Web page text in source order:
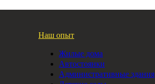
Наш опыт
Жилые дома
Автостоянки
Административные здания